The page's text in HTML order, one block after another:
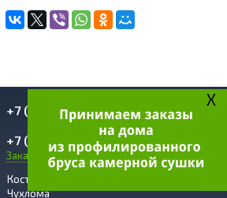
+7 (961) 128-35-34
+7 (903) 897-68-05
Заказать звонок
Костромская область, г.
Чухлома
X